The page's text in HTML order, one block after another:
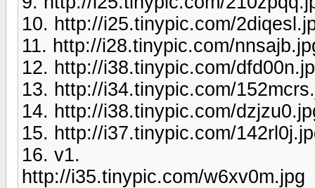
10. http://i25.tinypic.com/
11. http://i28.tinypic.com/
12. http://i38.tinypic.com/
13. http://i34.tinypic.com/
14. http://i38.tinypic.com/
15. http://i37.tinypic.com/
16. v1.
http://i35.tinypic.com/w6xv0m.jpg